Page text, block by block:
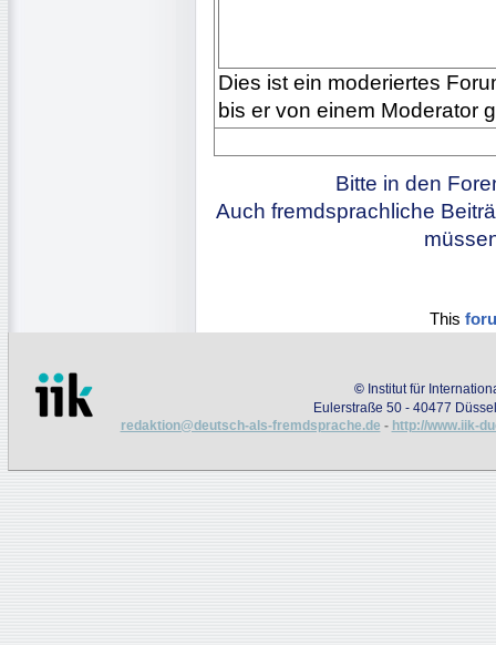
Dies ist ein moderiertes
bis er von einem Moderator
Bitte in den
Auch fremdsprachliche
This
© Institut für
Eulerstraße 50 - 40477
redaktion@deutsch-als-fremdsprache.de - http://www.iik-